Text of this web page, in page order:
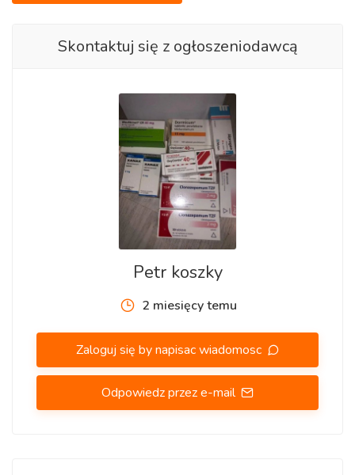
Skontaktuj się z ogłoszeniodawcą
Petr koszky
2 miesięcy temu
Zaloguj się by napisac wiadomosc
Odpowiedz przez e-mail